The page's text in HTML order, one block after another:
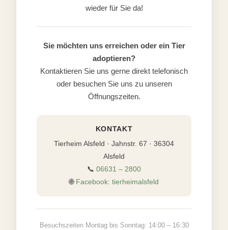
wieder für Sie da!
Sie möchten uns erreichen oder ein Tier
adoptieren?
Kontaktieren Sie uns gerne direkt telefonisch
oder besuchen Sie uns zu unseren
Öffnungszeiten.
KONTAKT
Tierheim Alsfeld · Jahnstr. 67 · 36304
Alsfeld
📞 06631 – 2800
🌐 Facebook: tierheimalsfeld
Besuchszeiten Montag bis Sonntag: 14:00 – 16:30